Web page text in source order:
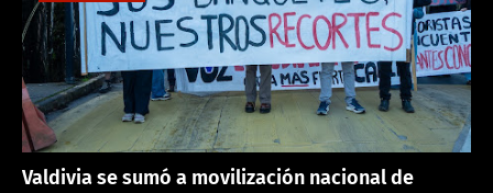
Valdivia se sumó a movilización nacional de